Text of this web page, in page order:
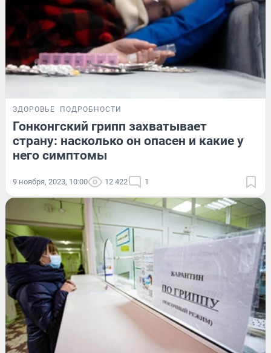
ЗДОРОВЬЕ ПОДРОБНОСТИ
Гонконгский грипп захватывает
страну: насколько он опасен и какие у
него симптомы
9 ноября, 2023, 10:00 12 422 1